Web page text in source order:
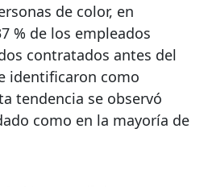
de color, en
% de los empleados
contratados antes del
identificaron como
tendencia se observó
como en la mayoría de